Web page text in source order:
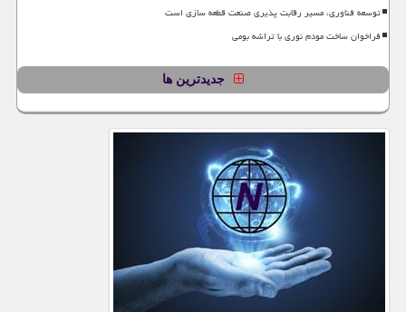
توسعه فناوری، مسیر رقابت پذیری صنعت قطعه سازی است
فراخوان ساخت مودم نوری با تراشه بومی
جدیدترین ها